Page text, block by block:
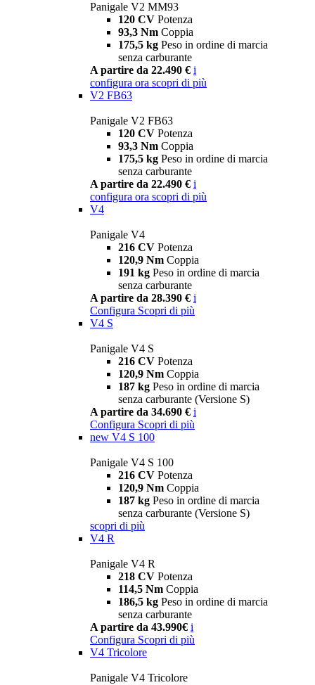
Panigale V2 MM93
120 CV Potenza
93,3 Nm Coppia
175,5 kg Peso in ordine di marcia
senza carburante
A partire da 22.490 € i
configura ora scopri di più
V2 FB63
Panigale V2 FB63
120 CV Potenza
93,3 Nm Coppia
175,5 kg Peso in ordine di marcia
senza carburante
A partire da 22.490 € i
configura ora scopri di più
V4
Panigale V4
216 CV Potenza
120,9 Nm Coppia
191 kg Peso in ordine di marcia
senza carburante
A partire da 28.390 € i
Configura Scopri di più
V4 S
Panigale V4 S
216 CV Potenza
120,9 Nm Coppia
187 kg Peso in ordine di marcia
senza carburante (Versione S)
A partire da 34.690 € i
Configura Scopri di più
new V4 S 100
Panigale V4 S 100
216 CV Potenza
120,9 Nm Coppia
187 kg Peso in ordine di marcia
senza carburante (Versione S)
scopri di più
V4 R
Panigale V4 R
218 CV Potenza
114,5 Nm Coppia
186,5 kg Peso in ordine di marcia
senza carburante
A partire da 43.990€ i
Configura Scopri di più
V4 Tricolore
Panigale V4 Tricolore